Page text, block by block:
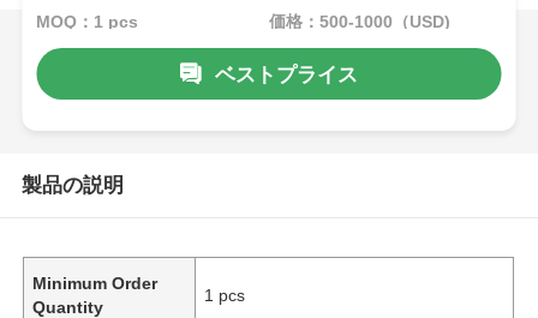
載したACサーボモーター
MOQ：1 pcs 価格：500-1000（USD)
ベストプライス
製品の説明
Minimum Order
Quantity
1 pcs